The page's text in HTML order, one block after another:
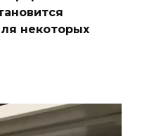
некоторых